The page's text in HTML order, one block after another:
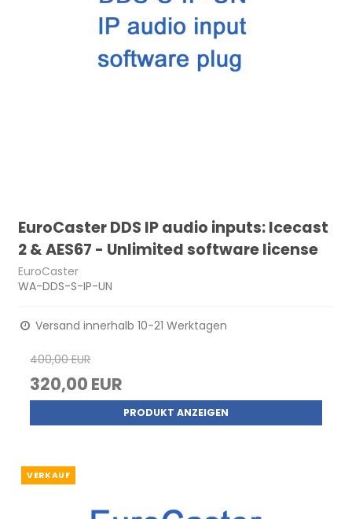
EuroCaster DDS IP audio inputs: Icecast
2 & AES67 - Unlimited software license
EuroCaster
WA-DDS-S-IP-UN
Versand innerhalb 10-21 Werktagen
400,00 EUR
320,00 EUR
PRODUKT ANZEIGEN
VERKAUF